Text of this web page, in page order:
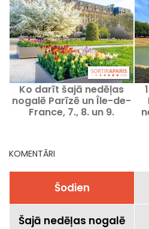
Ko darīt šajā nedēļas
nogalē Parīzē un Île-de-
France, 7., 8. un 9.
KOMENTĀRI
Šodien
Šajā nedēļas nogalē